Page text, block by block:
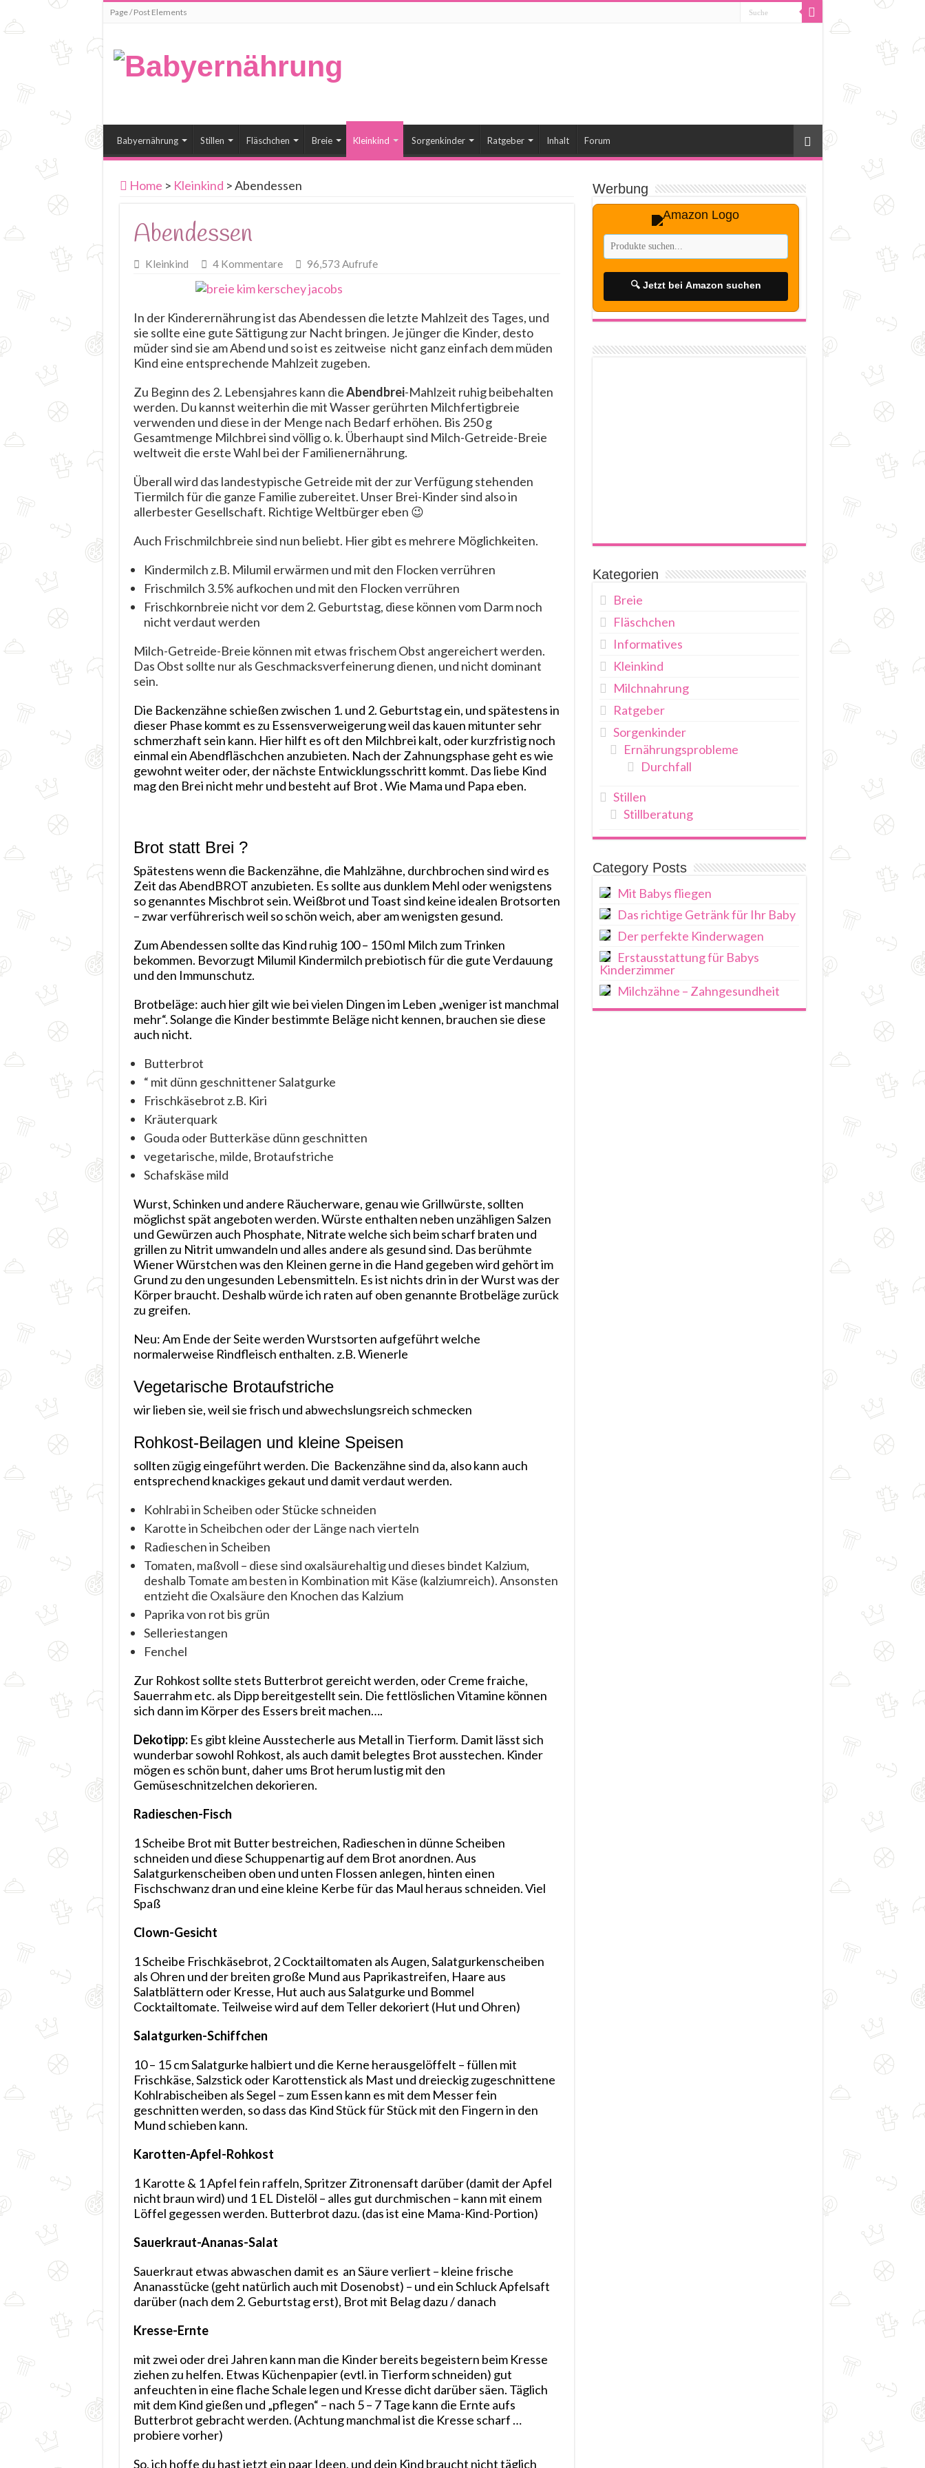
Page / Post Elements
Babyernährung Stillen Fläschchen Breie Kleinkind Sorgenkinder Ratgeber Inhalt Forum
Home > Kleinkind >Abendessen
Abendessen
Kleinkind 4 Kommentare 96,573 Aufrufe
In der Kinderernährung ist das Abendessen die letzte Mahlzeit des Tages, und
sie sollte eine gute Sättigung zur Nacht bringen. Je jünger die Kinder, desto
müder sind sie am Abend und so ist es zeitweise nicht ganz einfach dem müden
Kind eine entsprechende Mahlzeit zugeben.
Zu Beginn des 2. Lebensjahres kann dieAbendbrei-Mahlzeit ruhig beibehalten
werden. Du kannst weiterhin die mit Wasser gerührten Milchfertigbreie
verwenden und diese in der Menge nach Bedarf erhöhen. Bis 250 g
Gesamtmenge Milchbrei sind völlig o. k. Überhaupt sind Milch-Getreide-Breie
weltweit die erste Wahl bei der Familienernährung.
Überall wird das landestypische Getreide mit der zur Verfügung stehenden
Tiermilch für die ganze Familie zubereitet. Unser Brei-Kinder sind also in
allerbester Gesellschaft. Richtige Weltbürger eben 😉
Auch Frischmilchbreie sind nun beliebt. Hier gibt es mehrere Möglichkeiten.
Kindermilch z.B. Milumil erwärmen und mit den Flocken verrühren
Frischmilch 3.5% aufkochen und mit den Flocken verrühren
Frischkornbreie nicht vor dem 2. Geburtstag, diese können vom Darm noch
nicht verdaut werden
Milch-Getreide-Breie können mit etwas frischem Obst angereichert werden.
Das Obst sollte nur als Geschmacksverfeinerung dienen, und nicht dominant
sein.
Die Backenzähne schießen zwischen 1. und 2. Geburtstag ein, und spätestens in
dieser Phase kommt es zu Essensverweigerung weil das kauen mitunter sehr
schmerzhaft sein kann. Hier hilft es oft den Milchbrei kalt, oder kurzfristig noch
einmal ein Abendfläschchen anzubieten. Nach der Zahnungsphase geht es wie
gewohnt weiter oder, der nächste Entwicklungsschritt kommt. Das liebe Kind
mag den Brei nicht mehr und besteht auf Brot . Wie Mama und Papa eben.
Brot statt Brei ?
Spätestens wenn die Backenzähne, die Mahlzähne, durchbrochen sind wird es
Zeit das AbendBROT anzubieten. Es sollte aus dunklem Mehl oder wenigstens
so genanntes Mischbrot sein. Weißbrot und Toast sind keine idealen Brotsorten
– zwar verführerisch weil so schön weich, aber am wenigsten gesund.
Zum Abendessen sollte das Kind ruhig 100 – 150 ml Milch zum Trinken
bekommen. Bevorzugt Milumil Kindermilch prebiotisch für die gute Verdauung
und den Immunschutz.
Brotbeläge: auch hier gilt wie bei vielen Dingen im Leben „weniger ist manchmal
mehr“. Solange die Kinder bestimmte Beläge nicht kennen, brauchen sie diese
auch nicht.
Butterbrot
“ mit dünn geschnittener Salatgurke
Frischkäsebrot z.B. Kiri
Kräuterquark
Gouda oder Butterkäse dünn geschnitten
vegetarische, milde, Brotaufstriche
Schafskäse mild
Wurst, Schinken und andere Räucherware, genau wie Grillwürste, sollten
möglichst spät angeboten werden.Würste enthalten neben unzähligen Salzen
und Gewürzen auch Phosphate, Nitrate welche sich beim scharf braten und
grillen zu Nitrit umwandeln und alles andere als gesund sind. Das berühmte
Wiener Würstchen was den Kleinen gerne in die Hand gegeben wird gehört im
Grund zu den ungesunden Lebensmitteln. Es ist nichts drin in der Wurst was der
Körper braucht. Deshalb würde ich raten auf oben genannte Brotbeläge zurück
zu greifen.
Neu: Am Ende der Seite werden Wurstsorten aufgeführt welche
normalerweise Rindfleisch enthalten. z.B. Wienerle
Vegetarische Brotaufstriche
wir lieben sie, weil sie frisch und abwechslungsreich schmecken
Rohkost-Beilagen und kleine Speisen
sollten zügig eingeführt werden. Die Backenzähne sind da, also kann auch
entsprechend knackiges gekaut und damit verdaut werden.
Kohlrabi in Scheiben oder Stücke schneiden
Karotte in Scheibchen oder der Länge nach vierteln
Radieschen in Scheiben
Tomaten, maßvoll – diese sind oxalsäurehaltig und dieses bindet Kalzium,
deshalb Tomate am besten in Kombination mit Käse (kalziumreich). Ansonsten
entzieht die Oxalsäure den Knochen das Kalzium
Paprika von rot bis grün
Selleriestangen
Fenchel
Zur Rohkost sollte stets Butterbrot gereicht werden, oder Creme fraiche,
Sauerrahm etc. als Dipp bereitgestellt sein. Die fettlöslichen Vitamine können
sich dann im Körper des Essers breit machen….
Dekotipp:Es gibt kleine Ausstecherle aus Metall in Tierform. Damit lässt sich
wunderbar sowohl Rohkost, als auch damit belegtes Brot ausstechen. Kinder
mögen es schön bunt, daher ums Brot herum lustig mit den
Gemüseschnitzelchen dekorieren.
Radieschen-Fisch
1 Scheibe Brot mit Butter bestreichen, Radieschen in dünne Scheiben
schneiden und diese Schuppenartig auf dem Brot anordnen. Aus
Salatgurkenscheiben oben und unten Flossen anlegen, hinten einen
Fischschwanz dran und eine kleine Kerbe für das Maul heraus schneiden. Viel
Spaß
Clown-Gesicht
1 Scheibe Frischkäsebrot, 2 Cocktailtomaten als Augen, Salatgurkenscheiben
als Ohren und der breiten große Mund aus Paprikastreifen, Haare aus
Salatblättern oder Kresse, Hut auch aus Salatgurke und Bommel
Cocktailtomate. Teilweise wird auf dem Teller dekoriert (Hut und Ohren)
Salatgurken-Schiffchen
10 – 15 cm Salatgurke halbiert und die Kerne herausgelöffelt – füllen mit
Frischkäse, Salzstick oder Karottenstick als Mast und dreieckig zugeschnittene
Kohlrabischeiben als Segel – zum Essen kann es mit dem Messer fein
geschnitten werden, so dass das Kind Stück für Stück mit den Fingern in den
Mund schieben kann.
Karotten-Apfel-Rohkost
1 Karotte & 1 Apfel fein raffeln, Spritzer Zitronensaft darüber (damit der Apfel
nicht braun wird) und 1 EL Distelöl – alles gut durchmischen – kann mit einem
Löffel gegessen werden. Butterbrot dazu. (das ist eine Mama-Kind-Portion)
Sauerkraut-Ananas-Salat
Sauerkraut etwas abwaschen damit es an Säure verliert – kleine frische
Ananasstücke (geht natürlich auch mit Dosenobst) – und ein Schluck Apfelsaft
darüber (nach dem 2. Geburtstag erst), Brot mit Belag dazu / danach
Kresse-Ernte
mit zwei oder drei Jahren kann man die Kinder bereits begeistern beim Kresse
ziehen zu helfen. Etwas Küchenpapier (evtl. in Tierform schneiden) gut
anfeuchten in eine flache Schale legen und Kresse dicht darüber säen. Täglich
mit dem Kind gießen und „pflegen“ – nach 5 – 7 Tage kann die Ernte aufs
Butterbrot gebracht werden. (Achtung manchmal ist die Kresse scharf …
probiere vorher)
So, ich hoffe du hast jetzt ein paar Ideen, und dein Kind braucht nicht täglich
Werbung
🔍 Jetzt bei Amazon suchen
Kategorien
Breie
Fläschchen
Informatives
Kleinkind
Milchnahrung
Ratgeber
Sorgenkinder
Ernährungsprobleme
Durchfall
Stillen
Stillberatung
Category Posts
Mit Babys fliegen
Das richtige Getränk für Ihr Baby
Der perfekte Kinderwagen
Erstausstattung für Babys
Kinderzimmer
Milchzähne – Zahngesundheit